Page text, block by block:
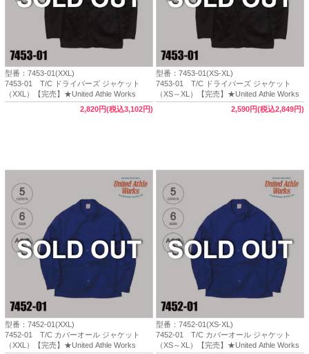
型番：7453-01(XXL)
7453-01 T/C ドライバーズ ジャケット
（XXL）【完売】★United Athle Works
2,820円(税込3,102円)
型番：7453-01(XS-XL)
7453-01 T/C ドライバーズ ジャケット
（XS～XL）【完売】★United Athle Works
2,590円(税込2,849円)
型番：7452-01(XXL)
7452-01 T/C カバーオール ジャケット
（XXL）【完売】★United Athle Works
型番：7452-01(XS-XL)
7452-01 T/C カバーオール ジャケット
（XS～XL）【完売】★United Athle Works